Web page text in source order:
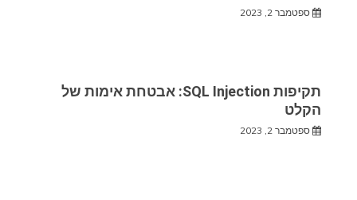
ספטמבר 2, 2023
תקיפות SQL Injection: אבטחת אימות של
הקלט
ספטמבר 2, 2023